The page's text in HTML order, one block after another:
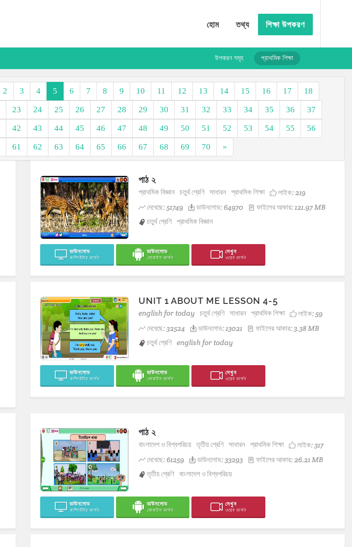
হোম তথ্য শিক্ষা উপকরণ
উপকরন সমূহ প্রাথমিক শিক্ষা
2 3 4 5 6 7 8 9 10 11 12 13 14 15 16 17
18
23 24 25 26 27 28 29 30 31 32 33 34 35 36
37
42 43 44 45 46 47 48 49 50 51 52 53 54 55
56
61 62 63 64 65 66 67 68 69 70 »
পাঠ ২
প্রাথমিক বিজ্ঞান চতুর্থ শ্রেণি সাধারন প্রাথমিক শিক্ষা লাইক:219
দেখেছে: 51749
ডাউনলোড: 64970
ফাইলের আকার: 121.97 MB
চতুর্থ শ্রেণি প্রাথমিক বিজ্ঞান
ডাউনলোড
কম্পিউটার ভার্সন
ডাউনলোড
মোবাইল ভার্সন
দেখুন
ওয়েব ভার্সন
UNIT 1 ABOUT ME LESSON 4-5
english for today চতুর্থ শ্রেণি সাধারন প্রাথমিক শিক্ষা লাইক:59
দেখেছে: 32524
ডাউনলোড: 13021
ফাইলের আকার: 3.38 MB
চতুর্থ শ্রেণি english for today
ডাউনলোড
কম্পিউটার ভার্সন
ডাউনলোড
মোবাইল ভার্সন
দেখুন
ওয়েব ভার্সন
পাঠ ২
বাংলাদেশ ও বিশ্বপরিচয় তৃতীয় শ্রেণি সাধারন প্রাথমিক শিক্ষা লাইক:317
দেখেছে: 61259
ডাউনলোড: 33293
ফাইলের আকার: 26.21 MB
তৃতীয় শ্রেণি বাংলাদেশ ও বিশ্বপরিচয়
ডাউনলোড
কম্পিউটার ভার্সন
ডাউনলোড
মোবাইল ভার্সন
দেখুন
ওয়েব ভার্সন